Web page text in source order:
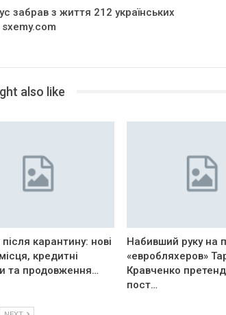
забрав з життя 212 українських
also like
після карантину: нові
кредитні
та продовження…
Набивший руку на
«евробляхеров»
Кравченко
пост…